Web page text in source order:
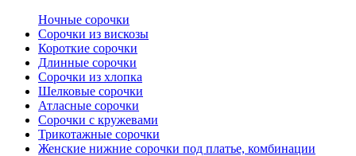
Ночные сорочки
Сорочки из вискозы
Короткие сорочки
Длинные сорочки
Сорочки из хлопка
Шелковые сорочки
Атласные сорочки
Сорочки с кружевами
Трикотажные сорочки
Женские нижние сорочки под платье, комбинации